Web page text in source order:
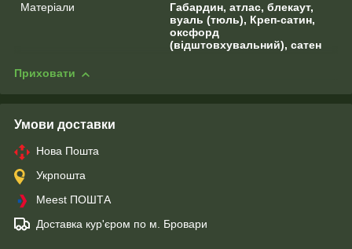
Матеріали
Габардин, атлас, блекаут,
вуаль (тюль), Креп-сатин,
оксфорд
(відштовхувальний), сатен
Приховати
Умови доставки
Нова Пошта
Укрпошта
Meest ПОШТА
Доставка кур'єром по м. Бровари